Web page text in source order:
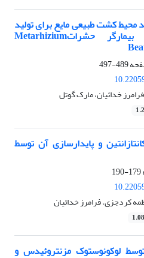
محیط کشت‌ طبیعی مایع برای تولید
بلاستوسپور‌‌‌‌های دو قارچ بیمارگر حشراتMetarhizium
489-497
خدائیان، مارک گوتل
و پایدارسازی آن توسط
179-190
کردجزی، فرامرز خدائیان
لوکونوستوک مزنتروئیدس و